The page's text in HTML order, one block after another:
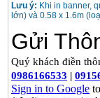
Lưu ý: Khi in banner,
lớn) và 0.58 x 1.6m